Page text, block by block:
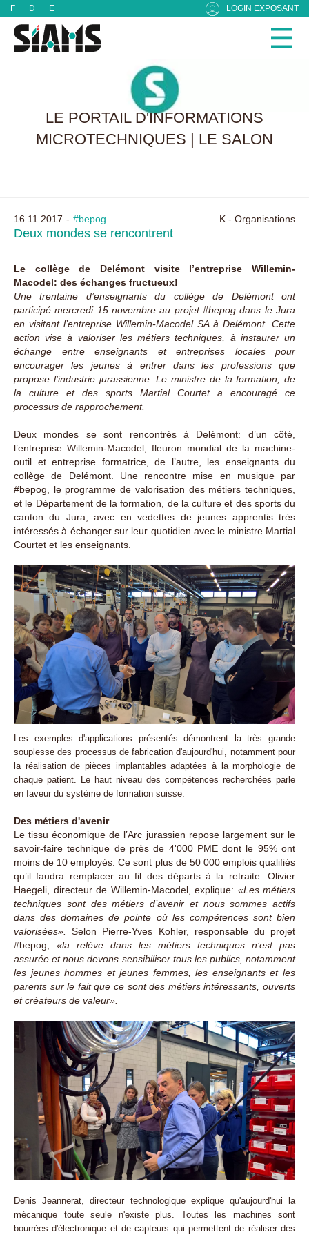
F D E LOGIN EXPOSANT
LE PORTAIL D'INFORMATIONS
MICROTECHNIQUES | LE SALON
16.11.2017 #bepog K - Organisations
Deux mondes se rencontrent
Le collège de Delémont visite l’entreprise Willemin-
Macodel: des échanges fructueux!
Une trentaine d’enseignants du collège de Delémont ont
participé mercredi 15 novembre au projet #bepog dans le Jura
en visitant l’entreprise Willemin-Macodel SA à Delémont. Cette
action vise à valoriser les métiers techniques, à instaurer un
échange entre enseignants et entreprises locales pour
encourager les jeunes à entrer dans les professions que
propose l’industrie jurassienne. Le ministre de la formation, de
la culture et des sports Martial Courtet a encouragé ce
processus de rapprochement.
Deux mondes se sont rencontrés à Delémont: d’un côté,
l’entreprise Willemin-Macodel, fleuron mondial de la machine-
outil et entreprise formatrice, de l’autre, les enseignants du
collège de Delémont. Une rencontre mise en musique par
#bepog, le programme de valorisation des métiers techniques,
et le Département de la formation, de la culture et des sports du
canton du Jura, avec en vedettes de jeunes apprentis très
intéressés à échanger sur leur quotidien avec le ministre Martial
Courtet et les enseignants.
Les exemples d'applications présentés démontrent la très grande
souplesse des processus de fabrication d'aujourd'hui, notamment pour
la réalisation de pièces implantables adaptées à la morphologie de
chaque patient. Le haut niveau des compétences recherchées parle
en faveur du système de formation suisse.
Des métiers d'avenir
Le tissu économique de l’Arc jurassien repose largement sur le
savoir-faire technique de près de 4'000 PME dont le 95% ont
moins de 10 employés. Ce sont plus de 50 000 emplois qualifiés
qu’il faudra remplacer au fil des départs à la retraite. Olivier
Haegeli, directeur de Willemin-Macodel, explique: «Les métiers
techniques sont des métiers d’avenir et nous sommes actifs
dans des domaines de pointe où les compétences sont bien
valorisées».Selon Pierre-Yves Kohler, responsable du projet
#bepog, «la relève dans les métiers techniques n’est pas
assurée et nous devons sensibiliser tous les publics, notamment
les jeunes hommes et jeunes femmes, les enseignants et les
parents sur le fait que ce sont des métiers intéressants, ouverts
et créateurs de valeur».
Denis Jeannerat, directeur technologique explique qu'aujourd'hui la
mécanique toute seule n'existe plus. Toutes les machines sont
bourrées d'électronique et de capteurs qui permettent de réaliser des
Panneau de gestion des cookies